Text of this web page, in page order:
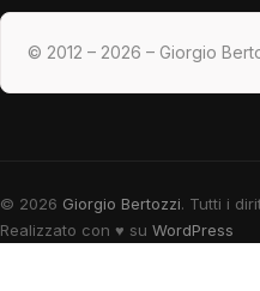
© 2012 – 2026 – Giorgio
© 2026 Giorgio Bertozzi. Tutti i
Realizzato con ♥ su WordPress